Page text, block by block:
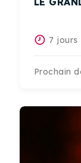
7 jours
Prochain